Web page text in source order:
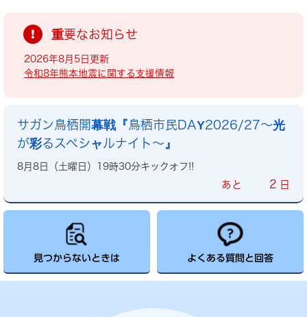
重要なお知らせ
2026年8月5日更新
令和8年熊本地震に関する支援情報
サガン鳥栖開幕戦『鳥栖市民DAY2026/27～光
が彩るスペシャルナイト～』
8月8日（土曜日）19時30分キックオフ!!
あと 2 日
見つからないときは よくある質問と回答